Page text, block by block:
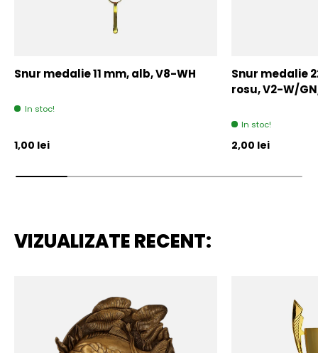
Snur medalie 11 mm, alb, V8-WH
In stoc!
Pret initial
1,00 lei
Snur medalie
rosu, V2-W/
In stoc!
Pret initial
2,00 lei
VIZUALIZATE RECENT: